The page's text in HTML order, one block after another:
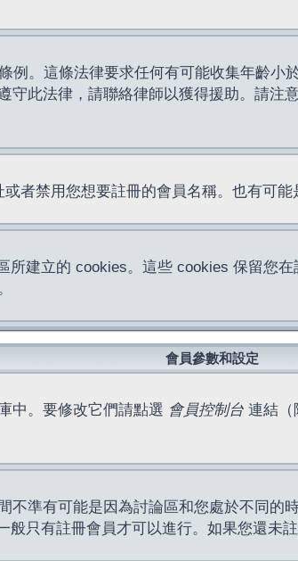
例。這條法律要求任何有可能收集年齡
守此法律，請聯絡律師以獲得援助。請
者禁用您想要註冊的會員名稱。也有可
所建立的 cookies。這些 cookies 保留您
會員參數和設定
中。要修改它們請點選 會員控制台 連結（
不準有可能是因為討論區和您處於不同
只有註冊會員才可以進行。如果您還未